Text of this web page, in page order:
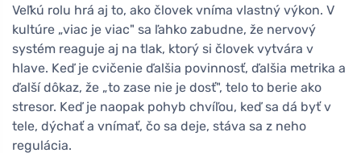
Veľkú rolu hrá aj to, ako človek vníma vlastný výkon. V
kultúre „viac je viac" sa ľahko zabudne, že nervový
systém reaguje aj na tlak, ktorý si človek vytvára v
hlave. Keď je cvičenie ďalšia povinnosť, ďalšia metrika a
ďalší dôkaz, že „to zase nie je dosť", telo to berie ako
stresor. Keď je naopak pohyb chvíľou, keď sa dá byť v
tele, dýchať a vnímať, čo sa deje, stáva sa z neho
regulácia.